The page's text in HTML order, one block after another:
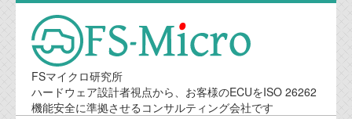
FSマイクロ研究所
ハードウェア設計者視点から、お客様のECUをISO 26262
機能安全に準拠させるコンサルティング会社です